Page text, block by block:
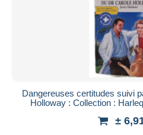
Dangereuses certitudes suivi
Holloway : Collection :
±